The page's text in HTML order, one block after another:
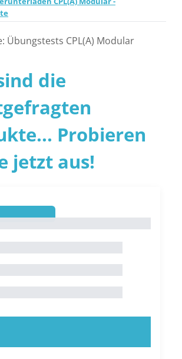
Übungstests CPL(A) Modular
die
Probieren
jetzt aus!